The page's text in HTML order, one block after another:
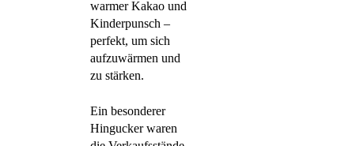
warmer Kakao und
Kinderpunsch –
perfekt, um sich
aufzuwärmen und
zu stärken.
Ein besonderer
Hingucker waren